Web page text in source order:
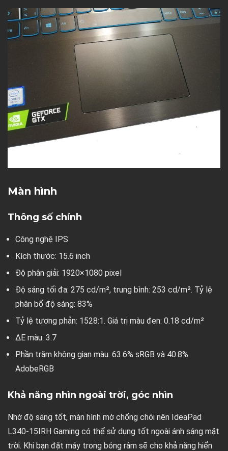
Màn hình
Thông số chính
Công nghệ IPS
Kích thước: 15.6 inch
Độ phân giải: 1920×1080 pixel
Độ sáng tối đa: 275 cd/m², trung bình: 253 cd/m². Tỷ lệ
phân bố độ sáng: 83%
Tỷ lệ tương phản: 1528:1. Giá trị màu đen: 0.18 cd/m²
ΔE màu: 3.7
Phần trăm không gian màu: 63.6% sRGB và 40.8%
AdobeRGB
Khả năng nhìn ngoài trời, góc nhìn
Nhờ độ sáng tốt, màn hình mờ chống chói nên IdeaPad
L340-15IRH Gaming có thể sử dụng tốt ngoài ánh sáng mặt
trời. Khi bạn đặt máy trong bóng râm sẽ cho khả năng hiển